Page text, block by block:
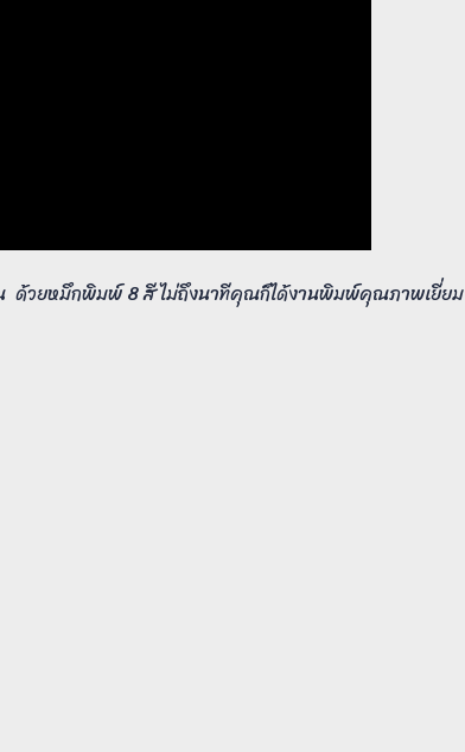
ด้วยหมึกพิมพ์ 8 สี ไม่ถึงนาทีคุณก็ได้งานพิมพ์คุณภาพเยี่ยม